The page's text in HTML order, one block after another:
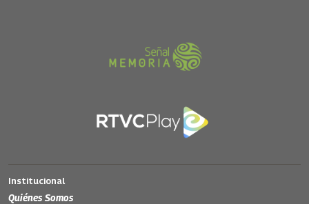
Institucional
Quiénes Somos